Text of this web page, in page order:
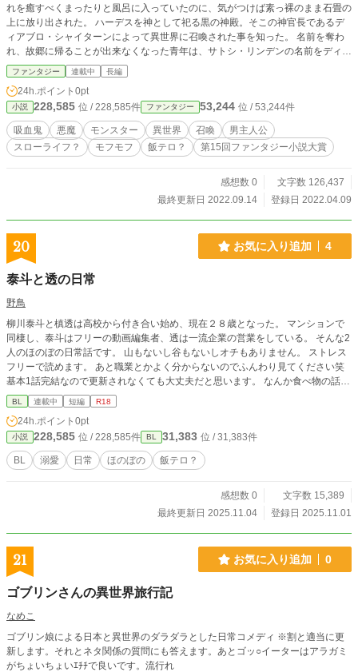
れを癒すべくまったりと風呂に入っていたのに、気がつけば素っ裸のまま石畳の
上に放り出された。 ハーデスを神として祀る黒の神殿。そこの神官長であるデ
ィアブロ・シャイターンによって異世界に召喚された事を知った。 名前を奪わ
れ、故郷に帰ることが出来なくなった青年は、サトシ・リンデンの名前をディア
ブロに授けられる。 与えられた仕事は、巫女として生まれたバンパイアの赤ち
ゃん、メルルの食糧もといお食事係。 これは、そんなサトシが、バンパイアの
赤ちゃんと新たな人生を幸せに生きる為、食糧としてではなく、お食事係として
奮闘していく物語？ ギリシャ神話などとは、全く関係ございません。
ファンタジー 連載中 長編
24h.ポイント 0pt
小説 228,585 位 / 228,585件 ファンタジー 53,244 位 / 53,244件
吸血鬼 悪魔 モンスター 異世界 召喚
男主人公
スローライフ？
モフモフ 飯テロ？ 第15回ファンタジー小説大賞
感想数 0
文字数 126,437
最終更新日 2022.09.14
登録日 2022.04.09
20 お気に入り追加 4
泰斗と透の日常
野鳥
柳川泰斗と槙透は高校から付き合い始め、現在２８歳となった。 マンションで
同棲し、泰斗はフリーの動画編集者、透は一流企業の営業をしている。 そんな2
人のほのぼの日常話です。 山もないし谷もないしオチもありません。 ストレス
フリーで読めます。 あと職業とかよく分からないのでふんわり見てください笑
基本1話完結なので更新されなくても大丈夫だと思います。 なんか食べ物の話ば
っかり書いてる。
BL 連載中 短編 R18
24h.ポイント 0pt
小説 228,585 位 / 228,585件 BL 31,383 位 / 31,383件
BL 溺愛 日常 ほのぼの 飯テロ？
感想数 0
文字数 15,389
最終更新日 2025.11.04
登録日 2025.11.01
21 お気に入り追加 0
ゴブリンさんの異世界旅行記
なめこ
ゴブリン娘による日本と異世界のダラダラとした日常コメディ ※割と適当に更
新します。それとネタ関係の質問にも答えます。あとゴッ○イーターはアラガミ
がちょいちょいｴﾁﾁで良いです。流行れ